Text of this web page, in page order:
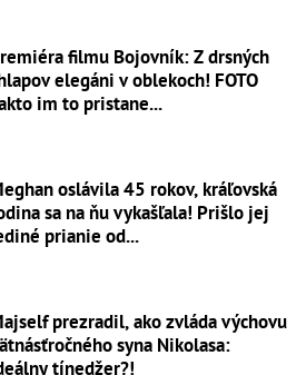
filmu Bojovník: Z drsných
elegáni v oblekoch! FOTO
im to pristane...
oslávila 45 rokov, kráľovská
sa na ňu vykašľala! Prišlo jej
prianie od...
prezradil, ako zvláda výchovu
syna Nikolasa:
tínedžer?!